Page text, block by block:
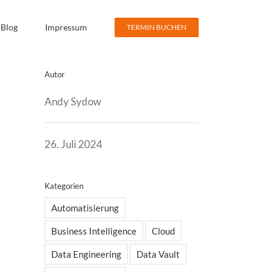
Blog Impressum TERMIN BUCHEN
Autor
Andy Sydow
26. Juli 2024
Kategorien
Automatisierung
Business Intelligence Cloud
Data Engineering Data Vault